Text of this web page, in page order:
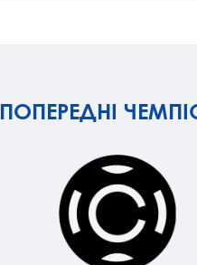
ПОПЕРЕДНІ